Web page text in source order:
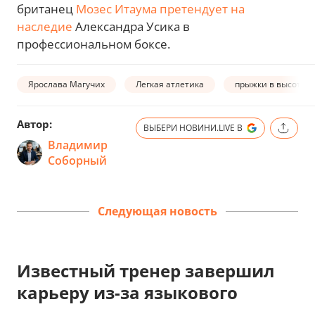
британец Мозес Итаума претендует на
наследие Александра Усика в
профессиональном боксе.
Ярослава Магучих Легкая атлетика прыжки в высоту
Автор:
Владимир
Соборный
ВЫБЕРИ НОВИНИ.LIVE В
Следующая новость
Известный тренер завершил
карьеру из-за языкового